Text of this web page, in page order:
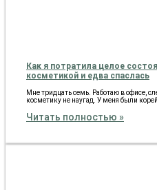
Как я потратила целое
косметикой и едва спаслась
Мне тридцать семь. Работаю в офисе,
косметику не наугад. У меня были
Читать полностью »